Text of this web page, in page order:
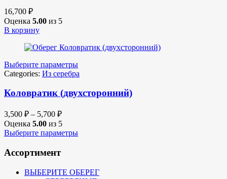
16,700 ₽
Оценка 5.00 из 5
В корзину
Выберите параметры
Categories: Из серебра
Коловратик (двухсторонний)
3,500 ₽ – 5,700 ₽
Оценка 5.00 из 5
Выберите параметры
Ассортимент
ВЫБЕРИТЕ ОБЕРЕГ